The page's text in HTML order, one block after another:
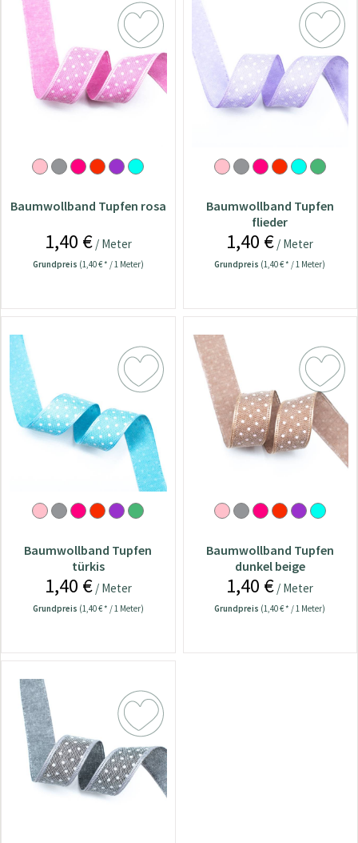
Baumwollband Tupfen rosa
1,40 €/ Meter
Grundpreis (1,40 € * / 1 Meter)
Baumwollband Tupfen
flieder
1,40 € / Meter
Grundpreis (1,40 € * / 1 Meter)
Baumwollband Tupfen
türkis
1,40 €/ Meter
Grundpreis (1,40 € * / 1 Meter)
Baumwollband Tupfen
dunkel beige
1,40 € / Meter
Grundpreis (1,40 € * / 1 Meter)